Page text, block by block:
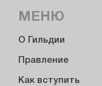
МЕНЮ
О Гильдии
Правление
Как вступить